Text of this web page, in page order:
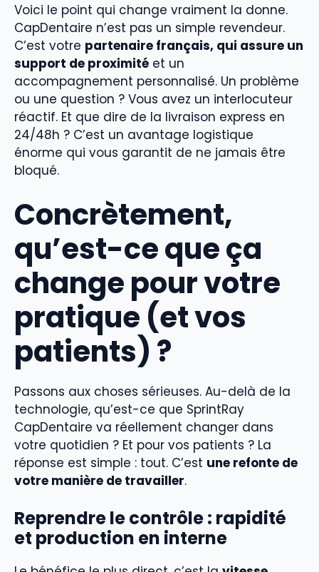
Voici le point qui change vraiment la donne.
CapDentaire n’est pas un simple revendeur.
C’est votre partenaire français, qui assure un
support de proximité et un
accompagnement personnalisé. Un problème
ou une question ? Vous avez un interlocuteur
réactif. Et que dire de la livraison express en
24/48h ? C’est un avantage logistique
énorme qui vous garantit de ne jamais être
bloqué.
Concrètement,
qu’est-ce que ça
change pour votre
pratique (et vos
patients) ?
Passons aux choses sérieuses. Au-delà de la
technologie, qu’est-ce que SprintRay
CapDentaire va réellement changer dans
votre quotidien ? Et pour vos patients ? La
réponse est simple : tout. C’est une refonte de
votre manière de travailler.
Reprendre le contrôle : rapidité
et production en interne